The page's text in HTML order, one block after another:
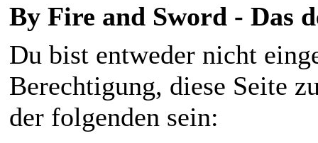
By Fire and Sword - Das
Du bist entweder nicht
Berechtigung, diese Seite
der folgenden sein: